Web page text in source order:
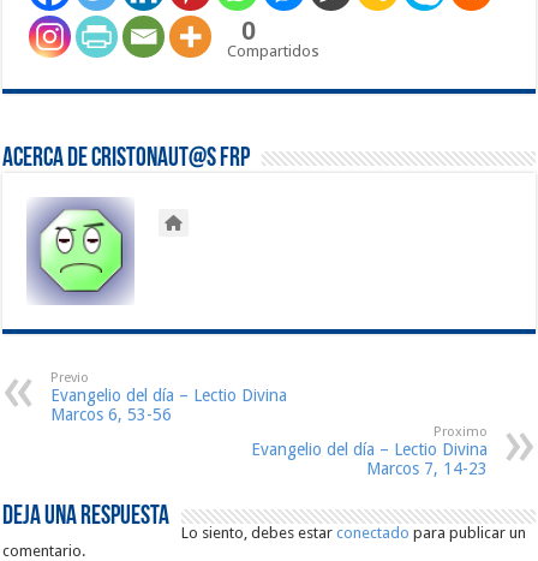
0
Compartidos
Acerca de Cristonaut@s FRP
Previo
Evangelio del día – Lectio Divina
Marcos 6, 53-56
Proximo
Evangelio del día – Lectio Divina
Marcos 7, 14-23
Deja una respuesta
Lo siento, debes estarconectado para publicar un
comentario.